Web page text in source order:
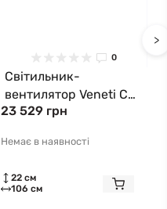
0
Світильник-
вентилятор Veneti CCT
LED AZ4449 Azzardo
23 529 грн
Немає в наявності
22 см
106 см
>